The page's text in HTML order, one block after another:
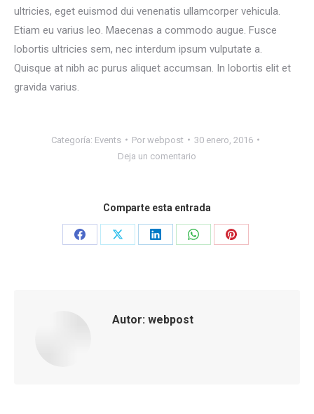
ultricies, eget euismod dui venenatis ullamcorper vehicula.
Etiam eu varius leo. Maecenas a commodo augue. Fusce
lobortis ultricies sem, nec interdum ipsum vulputate a.
Quisque at nibh ac purus aliquet accumsan. In lobortis elit et
gravida varius.
Categoría: Events Por webpost
30 enero, 2016
Deja un comentario
Comparte esta entrada
Share
Share
Share
Share
Share
Autor: webpost